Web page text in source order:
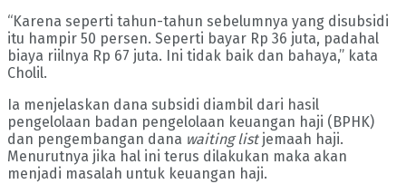
“Karena seperti tahun-tahun sebelumnya yang disubsidi
itu hampir 50 persen. Seperti bayar Rp 36 juta, padahal
biaya riilnya Rp 67 juta. Ini tidak baik dan bahaya,” kata
Cholil.
Ia menjelaskan dana subsidi diambil dari hasil
pengelolaan badan pengelolaan keuangan haji (BPHK)
dan pengembangan dana waiting listjemaah haji.
Menurutnya jika hal ini terus dilakukan maka akan
menjadi masalah untuk keuangan haji.